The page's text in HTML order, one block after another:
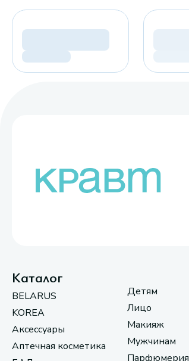
Каталог
BELARUS
KOREA
Аксессуары
Аптечная косметика
Детям
Лицо
Макияж
Мужчинам
Парфюмерия